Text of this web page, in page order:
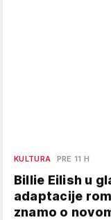
KULTURA PRE 11 H
Billie Eilish u
adaptacije
znamo o